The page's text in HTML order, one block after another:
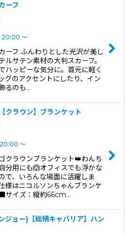
ーフ
20:00 ～
ーフ ふんわりとした光沢が美し
ルサテン素材の大判スカーフ。
ハッピーな気分に。首元に軽く
グのアクセントにしたり、イン
るのも…
クラウン】ブランケット
20:00 ～
ラウンブランケット👑わんち
分用にも🙆オフィスでも浮かな
で、いろんな場面に活躍しま
様はニコルソンちゃんブランケ
サイズ：縦約66cm…
ジョー)【総柄キャバリア】ハン